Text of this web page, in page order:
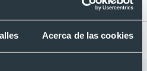
Acerca de las cookies
Desde 5,32 €